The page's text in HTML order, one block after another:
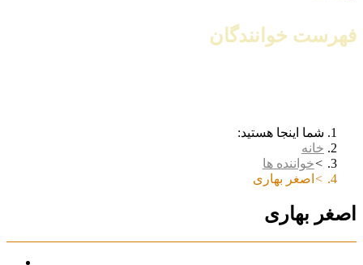
فهرست خوانندگان
شما اینجا هستید:
خانه
خواننده ها
اصغر بهاری
اصغر بهاری